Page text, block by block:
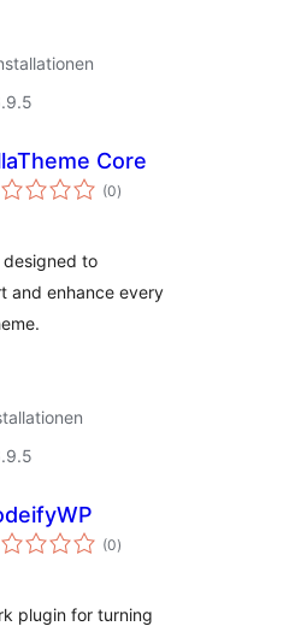
Core
(0Bewertungen
insgesamt
)
designed to
and enhance every
(0Bewertungen
insgesamt
)
plugin for turning